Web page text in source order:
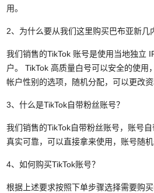
用。
2、为什么要从我们这里购买巴布亚新几
我们销售的TikTok 账号是使用当地独立
户。 TikTok 高质量白号可以安全的使用
帐户性别的选项，随机分配，可以更改资
3、什么是TikTok自带粉丝账号？
我们销售的TikTok自带粉丝账号，账号
真实可靠，可以直接拿来使用，账号随
4、如何购买TikTok账号？
根据上述要求按照下单步骤选择需要购